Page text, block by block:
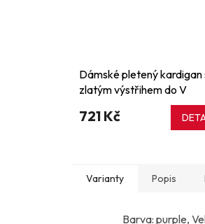
Dámské pletený kardigan
zlatým výstřihem do V
721 Kč
Varianty Popis
Barva: purple,